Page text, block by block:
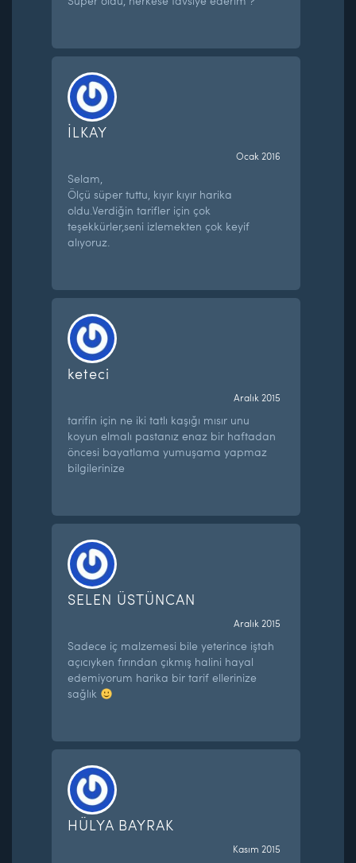
İLKAY
Ocak 2016
Selam,
Ölçü süper tuttu, kıyır kıyır harika
oldu.Verdiğin tarifler için çok
teşekkürler,seni izlemekten çok keyif
alıyoruz.
keteci
Aralık 2015
tarifin için ne iki tatlı kaşığı mısır unu
koyun elmalı pastanız enaz bir haftadan
öncesi bayatlama yumuşama yapmaz
bilgilerinize
SELEN ÜSTÜNCAN
Aralık 2015
Sadece iç malzemesi bile yeterince iştah
açıcıyken fırından çıkmış halini hayal
edemiyorum harika bir tarif ellerinize
sağlık
HÜLYA BAYRAK
Kasım 2015